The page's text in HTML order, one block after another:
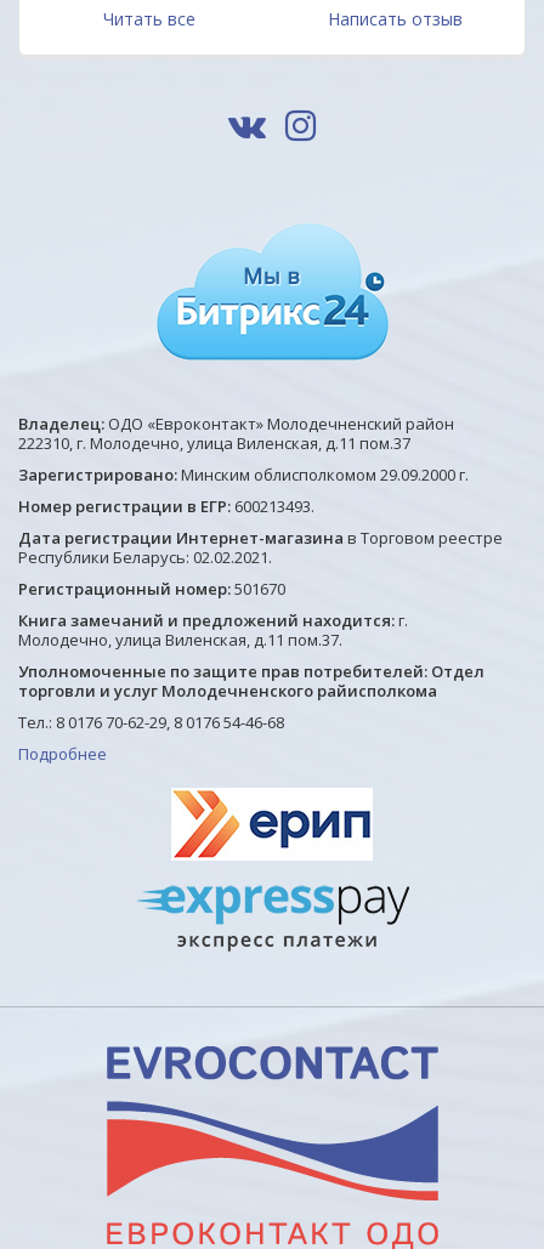
Читать все Написать отзыв
Владелец:ОДО «Евроконтакт» Молодечненский район
222310, г. Молодечно, улица Виленская, д.11 пом.37
Зарегистрировано:Минским облисполкомом 29.09.2000 г.
Номер регистрации в ЕГР: 600213493.
Дата регистрации Интернет-магазина в Торговом реестре
Республики Беларусь: 02.02.2021.
Регистрационный номер:501670
Книга замечаний и предложений находится:г.
Молодечно, улица Виленская, д.11 пом.37.
Уполномоченные по защите прав потребителей: Отдел
торговли и услуг Молодечненского райисполкома
Тел.: 8 0176 70-62-29, 8 0176 54-46-68
Подробнее